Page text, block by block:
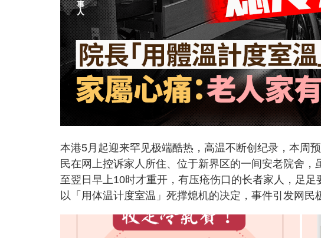
本港5月起迎来罕见极端酷热，高温不断创纪录，本周
民在网上控诉家人所住、位于新界区的一间安老院舍
至翌日早上10时才重开，有压疮伤口的长者家人，足
以「用体温计度室温」死撑熄机的决定，事件引发网民